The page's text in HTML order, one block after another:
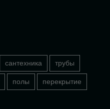
сантехника трубы
полы перекрытие